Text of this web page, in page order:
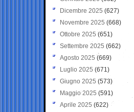
Dicembre 2025 (627)
Novembre 2025 (668)
Ottobre 2025 (651)
Settembre 2025 (662)
Agosto 2025 (669)
Luglio 2025 (671)
Giugno 2025 (573)
Maggio 2025 (591)
Aprile 2025 (622)